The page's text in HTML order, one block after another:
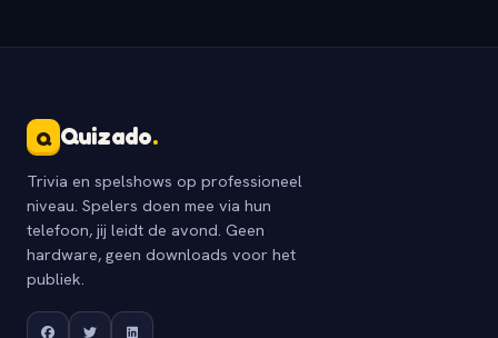
Q Quizado.
Trivia en spelshows op professioneel
niveau. Spelers doen mee via hun
telefoon, jij leidt de avond. Geen
hardware, geen downloads voor het
publiek.